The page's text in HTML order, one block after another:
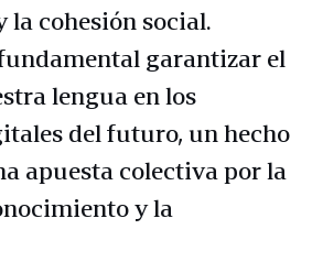
la cohesión social.
garantizar el
lengua en los
del futuro, un hecho
apuesta colectiva por la
y la